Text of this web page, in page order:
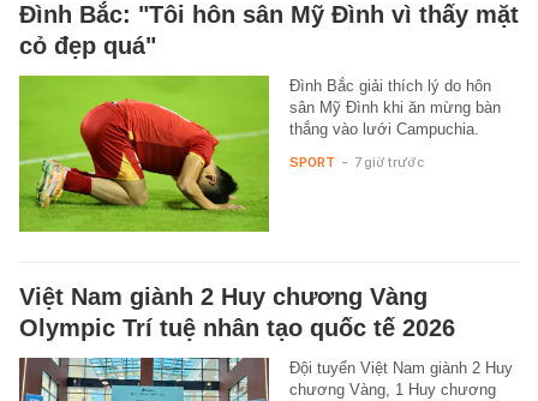
Đình Bắc: "Tôi hôn sân Mỹ Đình vì thấy mặt
cỏ đẹp quá"
Đình Bắc giải thích lý do hôn
sân Mỹ Đình khi ăn mừng bàn
thắng vào lưới Campuchia.
SPORT - 7 giờ trước
Việt Nam giành 2 Huy chương Vàng
Olympic Trí tuệ nhân tạo quốc tế 2026
Đội tuyển Việt Nam giành 2 Huy
chương Vàng, 1 Huy chương